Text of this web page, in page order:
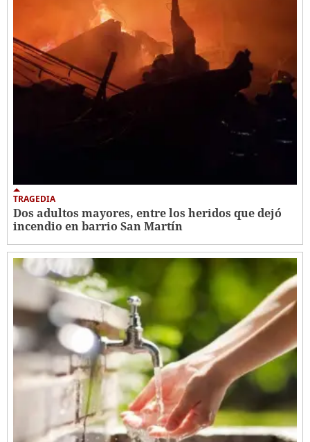
TRAGEDIA
Dos adultos mayores, entre los heridos que dejó
incendio en barrio San Martín